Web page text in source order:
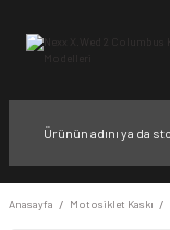
Anasayfa Motosiklet Kaskı